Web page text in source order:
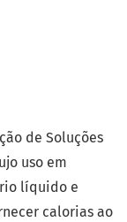
de Soluções
uso em
líquido e
calorias ao